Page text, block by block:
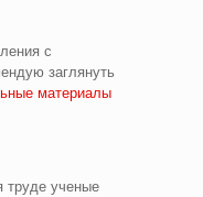
с
заглянуть
материалы
труде ученые